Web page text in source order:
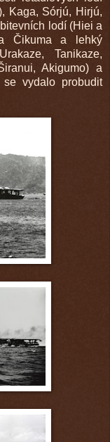
Kaga, Sórjú, Hirjú,
lodí (Hiei a
Čikuma a lehký
Tanikaze,
Akigumo) a
vydalo probudit